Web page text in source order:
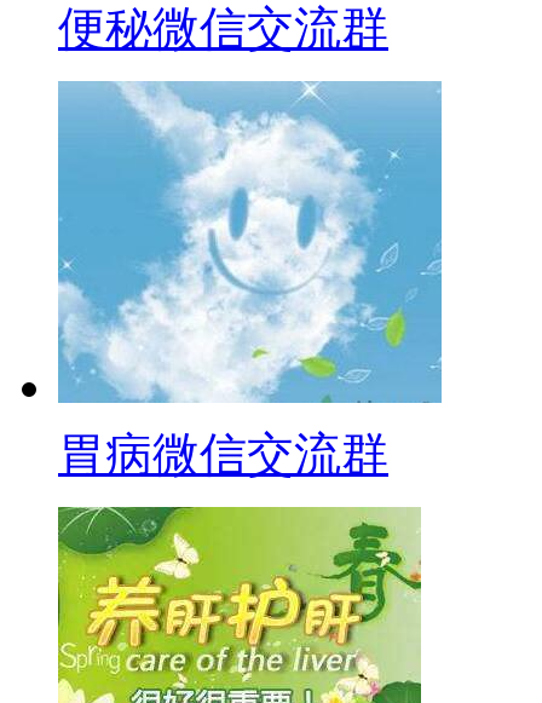
便秘微信交流群
胃病微信交流群